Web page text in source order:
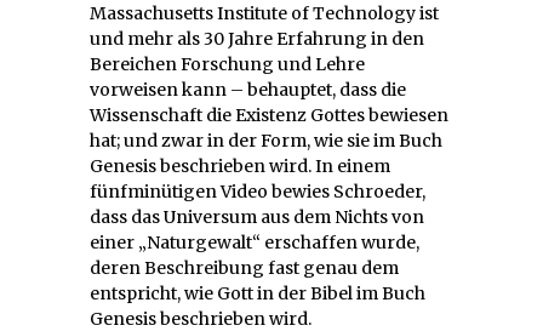
Massachusetts Institute of Technology ist
und mehr als 30 Jahre Erfahrung in den
Bereichen Forschung und Lehre
vorweisen kann – behauptet, dass die
Wissenschaft die Existenz Gottes bewiesen
hat; und zwar in der Form, wie sie im Buch
Genesis beschrieben wird. In einem
fünfminütigen Video bewies Schroeder,
dass das Universum aus dem Nichts von
einer „Naturgewalt“ erschaffen wurde,
deren Beschreibung fast genau dem
entspricht, wie Gott in der Bibel im Buch
Genesis beschrieben wird.